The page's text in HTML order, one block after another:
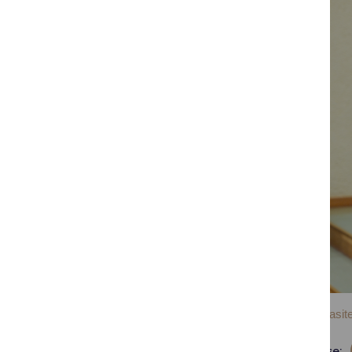
Daugiau nuotraukų